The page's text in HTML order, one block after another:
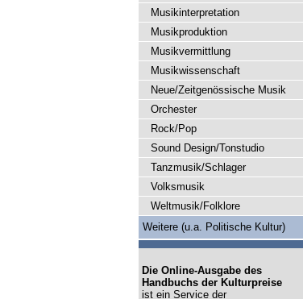
Musikinterpretation
Musikproduktion
Musikvermittlung
Musikwissenschaft
Neue/Zeitgenössische Musik
Orchester
Rock/Pop
Sound Design/Tonstudio
Tanzmusik/Schlager
Volksmusik
Weltmusik/Folklore
Weitere (u.a. Politische Kultur)
Die Online-Ausgabe des
Handbuchs der Kulturpreise
ist ein Service der